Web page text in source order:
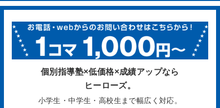
個別指導塾×低価格×成績アップなら
ヒーローズ。
小学生・中学生・高校生まで幅広く対応。